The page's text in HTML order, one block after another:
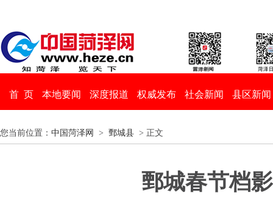
首 页 本地要闻 深度报道 权威发布 社会新闻 县区新闻
您当前位置： 中国菏泽网 > 鄄城县 > 正文
鄄城春节档